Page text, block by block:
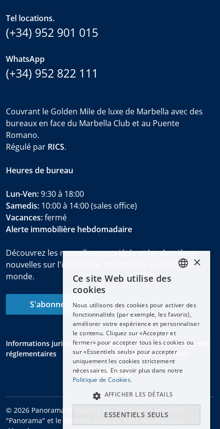
Tel locations.
(+34) 952 901 015
WhatsApp
(+34) 952 822 111
Couvrant le Golden Mile de luxe de Marbella avec des
bureaux en face du Marbella Club et au Puente
Romano.
Régulé par RICS.
Heures de bureau
Lun-Ven:9:30 à 18:00
Samedis: 10:00 à 14:00 (sales office)
Vacances:fermé
Alerte immobilière hebdomadaire
Découvrez les nouvelles propriétés et les dernières
nouvelles sur l'immobilier de Marbella avant tout le
monde.
S'abonner
Informations juridiques et
réglementaires
Politique de
confidentialité
Politique des
cookies
© 2026 Panorama Properties SL - Tous droits réservés.
"Panorama" et le symbole du globe sont des marques
ENGLISH
DEUTSCH
FRANÇAIS
NEDERLANDS
×
Ce site Web utilise des
cookies
Nous utilisons des cookies pour activer des
fonctionnalités (par exemple, les favoris),
améliorer votre expérience et personnaliser
le contenu. Cliquez sur «Accepter et
fermer» pour accepter tous les cookies ou
sur «Essentiels seuls» pour accepter
uniquement les cookies strictement
nécessaires. En savoir plus dans notre
Politique de Cookies.
ESSENTIELS SEULS
AFFICHER LES DÉTAILS